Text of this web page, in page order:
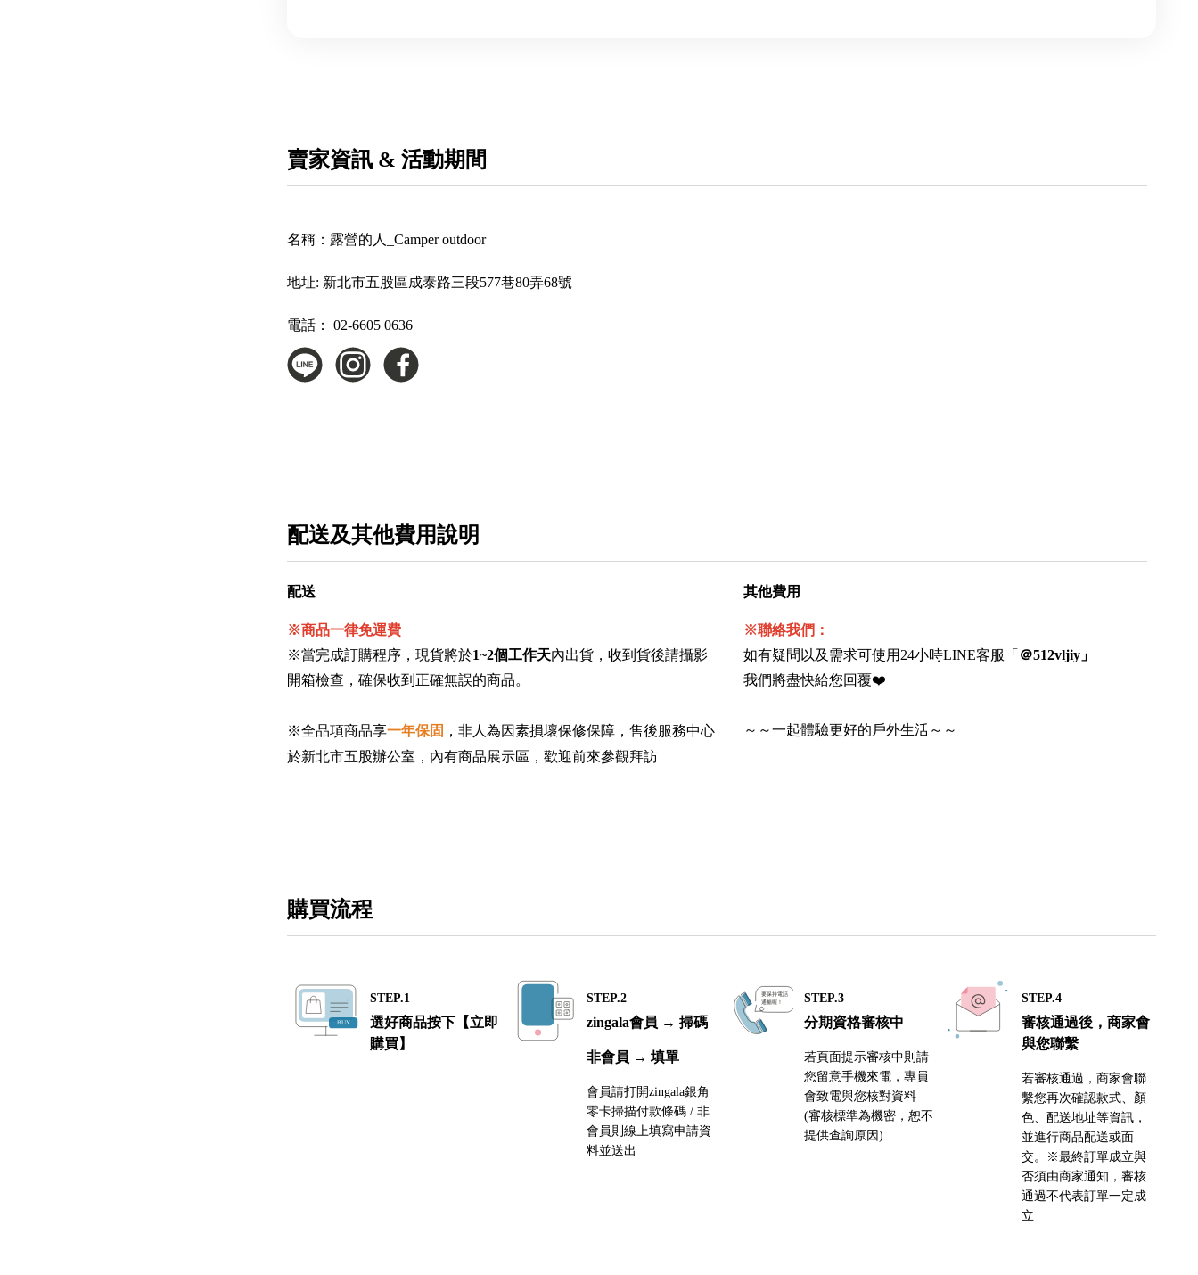
賣家資訊 & 活動期間
名稱： 露營的人_Camper outdoor
地址: 新北市五股區成泰路三段577巷80弄68號
電話： 02-6605 0636
配送及其他費用說明
配送
※商品一律免運費
※當完成訂購程序，現貨將於1~2個工作天內出貨，收到貨後請攝影
開箱檢查，確保收到正確無誤的商品。
※全品項商品享一年保固 ，非人為因素損壞保修保障， 售後服務中心
於新北市五股辦公室，內有商品展示區，歡迎前來參觀拜訪
其他費用
※聯絡我們：
如有疑問以及需求可使用24小時LINE客服「 ＠512vljiy」
我們將盡快給您回覆❤️
～～一起體驗更好的戶外生活～～
購買流程
STEP.1
選好商品按下【立即
購買】
STEP.2
zingala會員 → 掃碼
非會員 → 填單
會員請打開zingala銀角
零卡掃描付款條碼 / 非
會員則線上填寫申請資
料並送出
STEP.3
分期資格審核中
若頁面提示審核中則請
您留意手機來電，專員
會致電與您核對資料
(審核標準為機密，恕不
提供查詢原因)
STEP.4
審核通過後，商家會
與您聯繫
若審核通過，商家會聯
繫您再次確認款式、顏
色、配送地址等資訊，
並進行商品配送或面
交。※最終訂單成立與
否須由商家通知，審核
通過不代表訂單一定成
立